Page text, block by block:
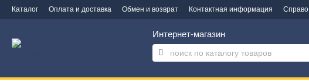
Каталог Оплата и доставка Обмен и возврат Контактная информация Справочная информация
Интернет-магазин